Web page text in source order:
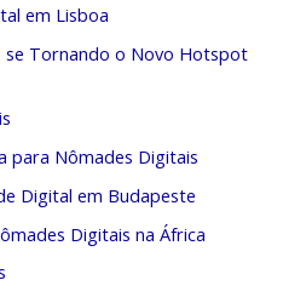
em Lisboa
se Tornando o Novo Hotspot
para Nômades Digitais
Digital em Budapeste
Digitais na África